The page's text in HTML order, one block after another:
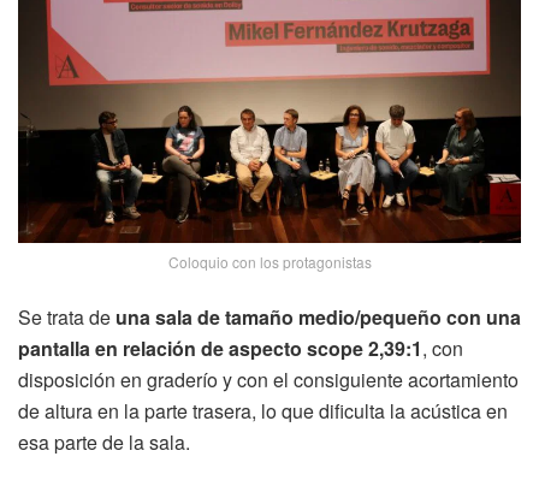
Coloquio con los protagonistas
Se trata de una sala de tamaño medio/pequeño con una
pantalla en relación de aspecto scope 2,39:1, con
disposición en graderío y con el consiguiente acortamiento
de altura en la parte trasera, lo que dificulta la acústica en
esa parte de la sala.